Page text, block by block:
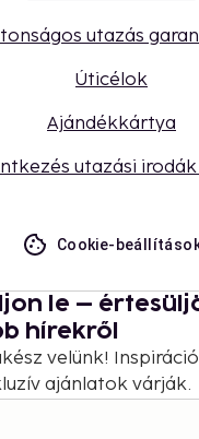
utazás
Úticélok
Ajándékkártya
utazási
Cookie-
le –
hírekről
velünk!
ajánlatok várják.